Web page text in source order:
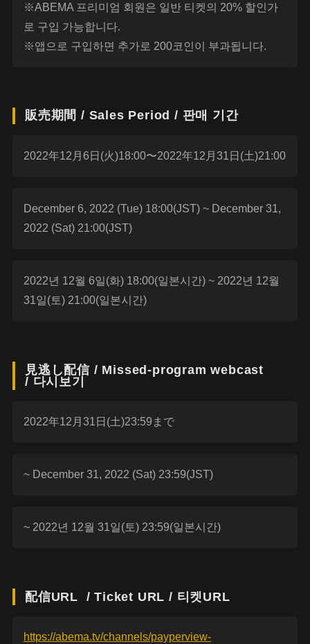
※ABEMA 프리미엄 회원은 일반 티켓의 20% 할인가
로 구입 가능합니다.
※앱으로 구입하면 추가로 200코인이 부과됩니다.
販売期間 / Sales Period / 판매 기간
2022年12月6日(火)18:00〜2022年12月31日(土)21:00
December 6, 2022 (Tue) 18:00(JST) ~ December 31,
2022 (Sat) 21:00(JST)
2022년 12월 6일(화) 18:00(일본시간) ~ 2022년 12월
31일(토) 21:00(일본시간)
見逃し配信 / Missed-program webcast
/ 다시보기
2022年12月31日(土)23:59まで
~ December 31, 2022 (Sat) 23:59(JST)
~ 2022년 12월 31일(토) 23:59(일본시간)
配信URL / Ticket URL / 티켓URL
https://abema.tv/channels/payperview-